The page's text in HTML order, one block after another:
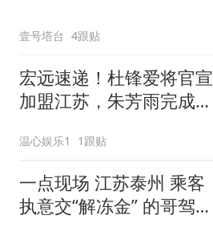
壹号塔台 4跟贴
宏远速递！杜锋爱将官宣
加盟江苏，朱芳雨完成交
温心娱乐1 1跟贴
一点现场 江苏泰州 乘客
执意交“解冻金” 的哥驾车